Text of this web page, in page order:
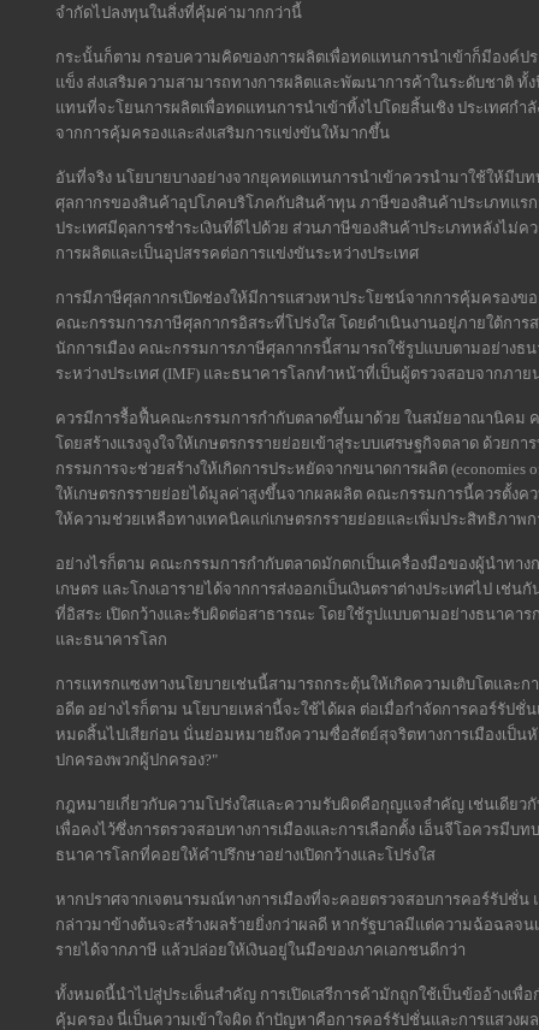
จำกัดไปลงทุนในสิ่งที่คุ้มค่ามากกว่านี้
กระนั้นก็ตาม กรอบความคิดของการผลิตเพื่อทดแทนการนำเข้าก็มีองค์
แข็ง ส่งเสริมความสามารถทางการผลิตและพัฒนาการค้าในระดับชาติ ทั้
แทนที่จะโยนการผลิตเพื่อทดแทนการนำเข้าทิ้งไปโดยสิ้นเชิง ประเทศก
จากการคุ้มครองและส่งเสริมการแข่งขันให้มากขึ้น
อันที่จริง นโยบายบางอย่างจากยุคทดแทนการนำเข้าควรนำมาใช้ให้มีบ
ศุลกากรของสินค้าอุปโภคบริโภคกับสินค้าทุน ภาษีของสินค้าประเภทแร
ประเทศมีดุลการชำระเงินที่ดีไปด้วย ส่วนภาษีของสินค้าประเภทหลังไม่ค
การผลิตและเป็นอุปสรรคต่อการแข่งขันระหว่างประเทศ
การมีภาษีศุลกากรเปิดช่องให้มีการแสวงหาประโยชน์จากการคุ้มครองข
คณะกรรมการภาษีศุลกากรอิสระที่โปร่งใส โดยดำเนินงานอยู่ภายใต้กา
นักการเมือง คณะกรรมการภาษีศุลกากรนี้สามารถใช้รูปแบบตามอย่างธ
ระหว่างประเทศ (IMF) และธนาคารโลกทำหน้าที่เป็นผู้ตรวจสอบจากภาย
ควรมีการรื้อฟื้นคณะกรรมการกำกับตลาดขึ้นมาด้วย ในสมัยอาณานิคม
โดยสร้างแรงจูงใจให้เกษตรกรรายย่อยเข้าสู่ระบบเศรษฐกิจตลาด ด้วย
กรรมการจะช่วยสร้างให้เกิดการประหยัดจากขนาดการผลิต
ให้เกษตรกรรายย่อยได้มูลค่าสูงขึ้นจากผลผลิต คณะกรรมการนี้ควรตั้งค
ให้ความช่วยเหลือทางเทคนิคแก่เกษตรกรรายย่อยและเพิ่มประสิทธิภาพ
อย่างไรก็ตาม คณะกรรมการกำกับตลาดมักตกเป็นเครื่องมือของผู้นำทา
เกษตร และโกงเอารายได้จากการส่งออกเป็นเงินตราต่างประเทศไป เ
ที่อิสระ เปิดกว้างและรับผิดต่อสาธารณะ โดยใช้รูปแบบตามอย่างธนาคา
และธนาคารโลก
การแทรกแซงทางนโยบายเช่นนี้สามารถกระตุ้นให้เกิดความเติบโตและ
อดีต อย่างไรก็ตาม นโยบายเหล่านี้จะใช้ได้ผล ต่อเมื่อกำจัดการคอร์รัป
หมดสิ้นไปเสียก่อน นั่นย่อมหมายถึงความซื่อสัตย์สุจริตทางการเมืองเป็
ปกครองพวกผู้ปกครอง?"
กฎหมายเกี่ยวกับความโปร่งใสและความรับผิดคือกุญแจสำคัญ เช่นเดียว
เพื่อคงไว้ซึ่งการตรวจสอบทางการเมืองและการเลือกตั้ง เอ็นจีโอควรมีบ
ธนาคารโลกที่คอยให้คำปรึกษาอย่างเปิดกว้างและโปร่งใส
หากปราศจากเจตนารมณ์ทางการเมืองที่จะคอยตรวจสอบการคอร์รัปชั่
กล่าวมาข้างต้นจะสร้างผลร้ายยิ่งกว่าผลดี หากรัฐบาลมีแต่ความฉ้อฉลจ
รายได้จากภาษี แล้วปล่อยให้เงินอยู่ในมือของภาคเอกชนดีกว่า
ทั้งหมดนี้นำไปสู่ประเด็นสำคัญ การเปิดเสรีการค้ามักถูกใช้เป็นข้ออ้างเพื่
คุ้มครอง นี่เป็นความเข้าใจผิด ถ้าปัญหาคือการคอร์รัปชั่นและการแสวง